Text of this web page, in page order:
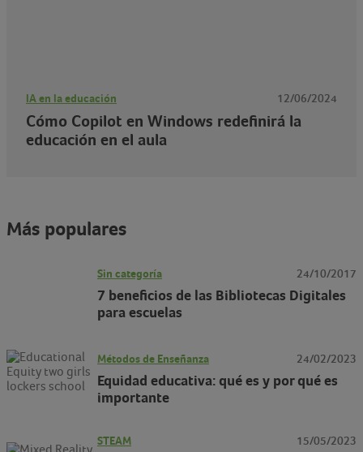
IA en la educación 12/06/2024
Cómo Copilot en Windows redefinirá la
educación en el aula
Más populares
Sin categoría 24/10/2017
7 beneficios de las Bibliotecas Digitales
para escuelas
Métodos de Enseñanza 24/02/2023
Equidad educativa: qué es y por qué es
importante
STEAM 15/05/2023